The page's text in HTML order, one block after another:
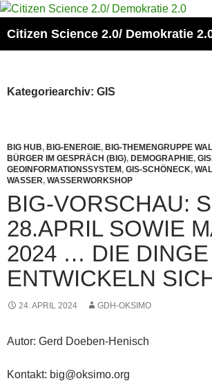
Zum
springen
Citizen Science 2.0/ Demokratie
Kategoriearchiv: GIS
BIG HUB, BIG-ENERGIE, BIG-THEMENGRUPPE
BÜRGER IM GESPRÄCH (BIG), DEMOGRAPHIE, GIS
GEOINFORMATIONSSYSTEM, GIS-SCHÖNECK,
WASSER, WASSERWORKSHOP
BIG-VORSCHAU:
28.APRIL SOWIE
2024 … DIE DINGE
ENTWICKELN
24. APRIL 2024 GDH-OKSIMO
Autor: Gerd Doeben-Henisch
Kontakt: big@oksimo.org